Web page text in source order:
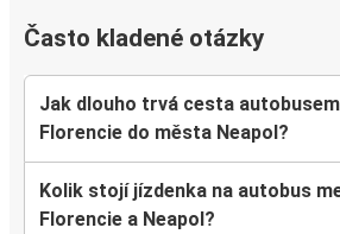
Často kladené otázky
Jak dlouho trvá cesta
Florencie do města Neapol?
Kolik stojí jízdenka na autobus
Florencie a Neapol?